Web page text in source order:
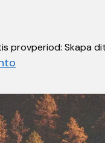
provperiod: Skapa